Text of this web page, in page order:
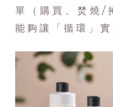
單（購買、焚燒/
能夠讓「循環」